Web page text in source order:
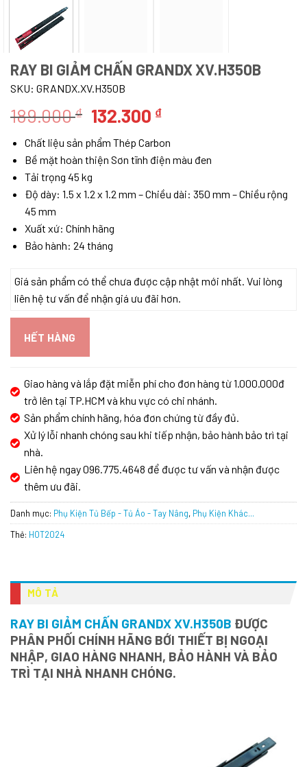
RAY BI GIẢM CHẤN GRANDX XV.H350B
SKU: GRANDX.XV.H350B
189.000₫ Giá
gốc
là:
189.000 ₫.
132.300 ₫Giá
tại
là:
132.300 ₫.
Chất liệu sản phẩm Thép Carbon
Bề mặt hoàn thiện Sơn tĩnh điện màu đen
Tải trọng 45 kg
Độ dày: 1.5 x 1.2 x 1.2 mm – Chiều dài: 350 mm – Chiều rộng
45 mm
Xuất xứ: Chính hãng
Bảo hành: 24 tháng
Giá sản phẩm có thể chưa được cập nhật mới nhất. Vui lòng
liên hệ tư vấn để nhận giá ưu đãi hơn.
HẾT HÀNG
Giao hàng và lắp đặt miễn phí cho đơn hàng từ 1.000.000đ
trở lên tại TP.HCM và khu vực có chi nhánh.
Sản phẩm chính hãng, hóa đơn chứng từ đầy đủ.
Xử lý lỗi nhanh chóng sau khi tiếp nhận, bảo hành bảo trì tại
nhà.
Liên hệ ngay 096.775.4648 để được tư vấn và nhận được
thêm ưu đãi.
Danh mục: Phụ Kiện Tủ Bếp - Tủ Áo - Tay Nâng, Phụ Kiện Khác...
Thẻ: HOT2024
MÔ TẢ
RAY BI GIẢM CHẤN GRANDX XV.H350B ĐƯỢC
PHÂN PHỐI CHÍNH HÃNG BỚI THIẾT BỊ NGOẠI
NHẬP, GIAO HÀNG NHANH, BẢO HÀNH VÀ BẢO
TRÌ TẠI NHÀ NHANH CHÓNG.